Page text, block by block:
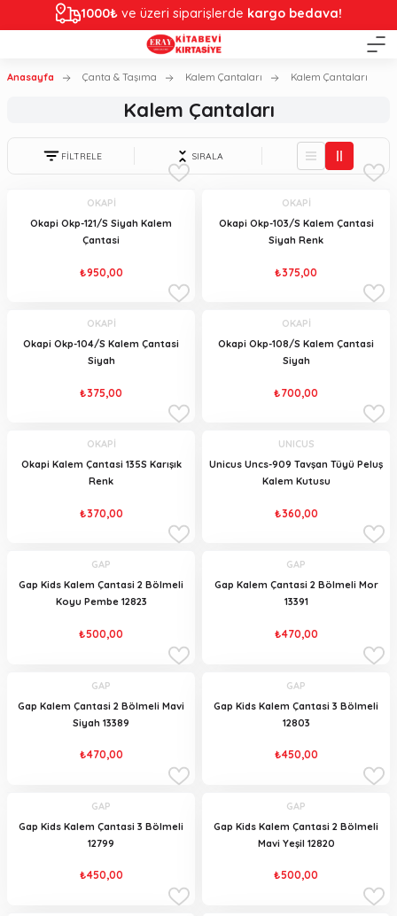
1000₺ ve üzeri siparişlerde kargo bedava!
Anasayfa Çanta & Taşıma Kalem Çantaları Kalem Çantaları
Kalem Çantaları
FİLTRELE SIRALA
OKAPİ
Okapi Okp-121/S Siyah Kalem
Çantasi
₺950,00
OKAPİ
Okapi Okp-103/S Kalem Çantasi
Siyah Renk
₺375,00
OKAPİ
Okapi Okp-104/S Kalem Çantasi
Siyah
₺375,00
OKAPİ
Okapi Okp-108/S Kalem Çantasi
Siyah
₺700,00
OKAPİ
Okapi Kalem Çantasi 135S Karışık
Renk
₺370,00
UNICUS
Unicus Uncs-909 Tavşan Tüyü Peluş
Kalem Kutusu
₺360,00
GAP
Gap Kids Kalem Çantasi 2 Bölmeli
Koyu Pembe 12823
₺500,00
GAP
Gap Kalem Çantasi 2 Bölmeli Mor
13391
₺470,00
GAP
Gap Kalem Çantasi 2 Bölmeli Mavi
Siyah 13389
₺470,00
GAP
Gap Kids Kalem Çantasi 3 Bölmeli
12803
₺450,00
GAP
Gap Kids Kalem Çantasi 3 Bölmeli
12799
₺450,00
GAP
Gap Kids Kalem Çantasi 2 Bölmeli
Mavi Yeşil 12820
₺500,00